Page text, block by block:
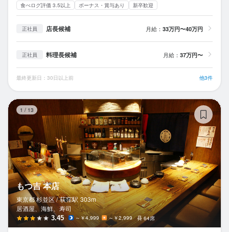
食べログ評価 3.5以上 ボーナス・賞与あり 新卒歓迎
正社員 店長候補 月給： 33万円〜40万円
正社員 料理長候補 月給： 37万円〜
最終更新日：30日以上前 他3件
1 / 13
もつ吉 本店
東京都 杉並区 / 荻窪駅 303m
居酒屋、海鮮、寿司
3.45 ～￥4,999 ～￥2,999 64席